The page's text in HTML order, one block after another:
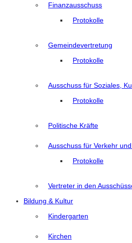
Finanzausschuss
Protokolle
Gemeindevertretung
Protokolle
Ausschuss für Soziales,
Protokolle
Politische Kräfte
Ausschuss für Verkehr
Protokolle
Vertreter in den
Bildung & Kultur
Kindergarten
Kirchen